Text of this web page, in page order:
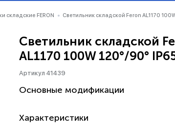
Ленты
складские FERON Светильник складской Feron AL1170
Светильник складской
AL1170 100W 120°/90°
Артикул 41439
Основные модификации
Характеристики